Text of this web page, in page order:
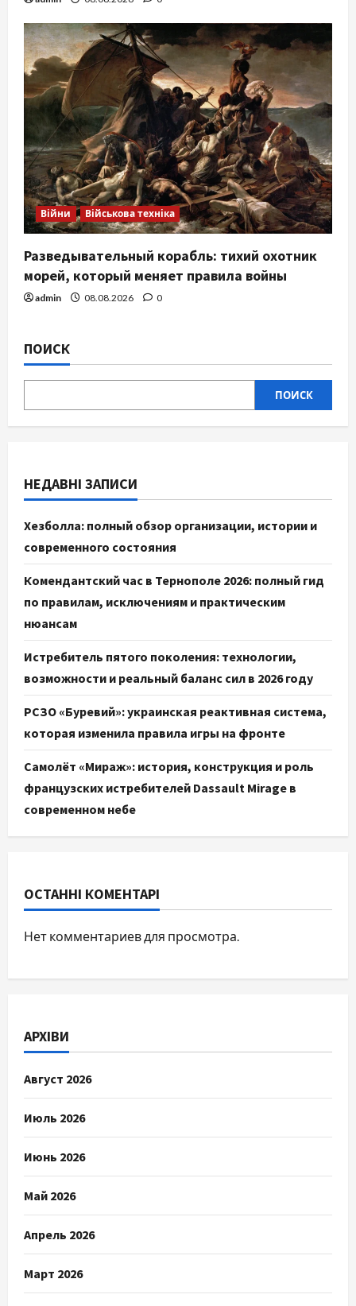
Війни Військова техніка
Разведывательный корабль: тихий охотник
морей, который меняет правила войны
admin 08.08.2026 0
ПОИСК
ПОИСК
НЕДАВНІ ЗАПИСИ
Хезболла: полный обзор организации, истории и
современного состояния
Комендантский час в Тернополе 2026: полный гид
по правилам, исключениям и практическим
нюансам
Истребитель пятого поколения: технологии,
возможности и реальный баланс сил в 2026 году
РСЗО «Буревий»: украинская реактивная система,
которая изменила правила игры на фронте
Самолёт «Мираж»: история, конструкция и роль
французских истребителей Dassault Mirage в
современном небе
ОСТАННІ КОМЕНТАРІ
Нет комментариев для просмотра.
АРХІВИ
Август 2026
Июль 2026
Июнь 2026
Май 2026
Апрель 2026
Март 2026